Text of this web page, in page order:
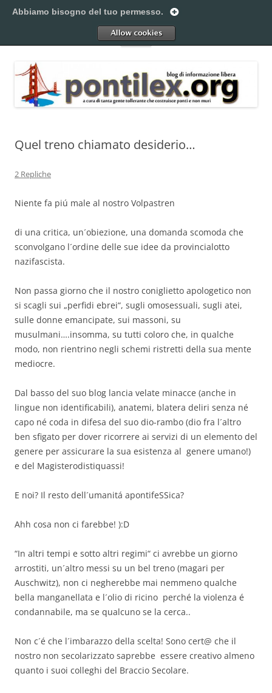
al
Pontilex
Menu
Quel treno chiamato desiderio…
2 Repliche
Niente fa piú male al nostro Volpastren
di una critica, un´obiezione, una domanda scomoda che
sconvolgano l´ordine delle sue idee da provincialotto
nazifascista.
Non passa giorno che il nostro coniglietto apologetico non
si scagli sui „perfidi ebrei“, sugli omosessuali, sugli atei,
sulle donne emancipate, sui massoni, su
musulmani….insomma, su tutti coloro che, in qualche
modo, non rientrino negli schemi ristretti della sua mente
mediocre.
Dal basso del suo blog lancia velate minacce (anche in
lingue non identificabili), anatemi, blatera deliri senza né
capo né coda in difesa del suo dio-rambo (dio fra l´altro
ben sfigato per dover ricorrere ai servizi di un elemento del
genere per assicurare la sua esistenza al genere umano!)
e del Magisterodistiquassi!
E noi? Il resto dell´umanitá apontifeSSica?
Ahh cosa non ci farebbe! ):D
“In altri tempi e sotto altri regimi“ ci avrebbe un giorno
arrostiti, un´altro messi su un bel treno (magari per
Auschwitz), non ci negherebbe mai nemmeno qualche
bella manganellata e l´olio di ricino perché la violenza é
condannabile, ma se qualcuno se la cerca..
Non c´é che l´imbarazzo della scelta! Sono cert@ che il
nostro non secolarizzato saprebbe essere creativo almeno
quanto i suoi colleghi del Braccio Secolare.
Abbiamo bisogno del tuo permesso.